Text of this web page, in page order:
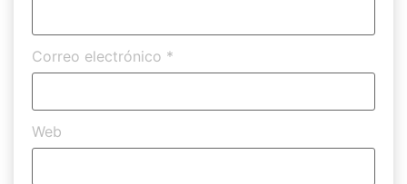
Correo electrónico *
Web